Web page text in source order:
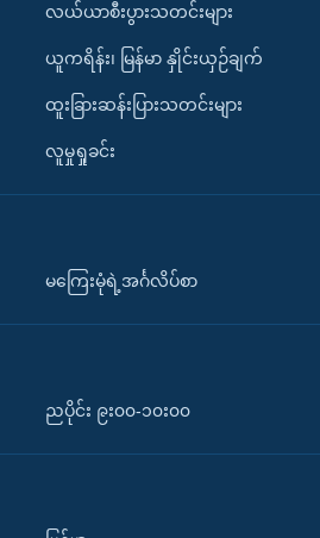
လယ်ယာစီးပွားသတင်းများ
ယူကရိန်း၊ မြန်မာ နှိုင်းယှဉ်ချက်
ထူးခြားဆန်းပြားသတင်းများ
လူမှုရှုခင်း
မကြေးမုံရဲ့အင်္ဂလိပ်စာ
ညပိုင်း ၉း၀၀-၁၀း၀၀